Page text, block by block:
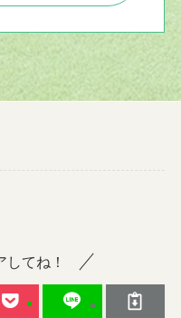
てね！